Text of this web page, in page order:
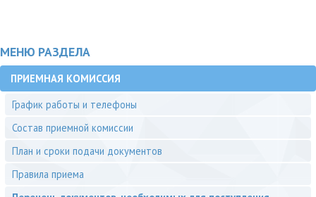
МЕНЮ РАЗДЕЛА
ПРИЕМНАЯ КОМИССИЯ
График работы и телефоны
Состав приемной комиссии
План и сроки подачи документов
Правила приема